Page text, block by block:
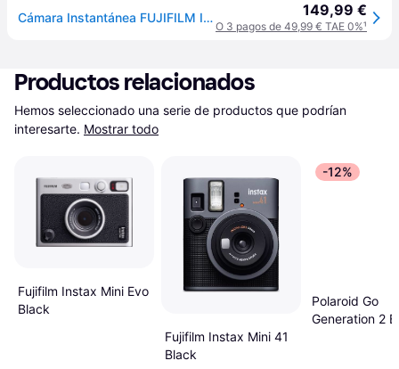
Cámara Instantánea FUJIFILM Instax SQ40 (Negro - Obturación: 1/2 - 1/400 s - 62x62mm) 149,99 €
O 3 pagos de 49,99 € TAE 0%¹
Productos relacionados
Hemos seleccionado una serie de productos que podrían
interesarte. Mostrar todo
Fujifilm Instax Mini Evo
Black
Fujifilm Instax Mini 41
Black
-12%
Polaroid Go
Generation 2